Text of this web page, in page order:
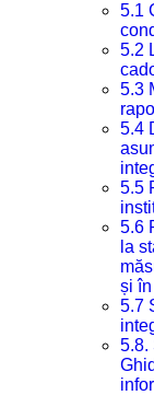
5.1
5.2
5.3
5.4
5.5
5.6
la
și
5.7
5.8.